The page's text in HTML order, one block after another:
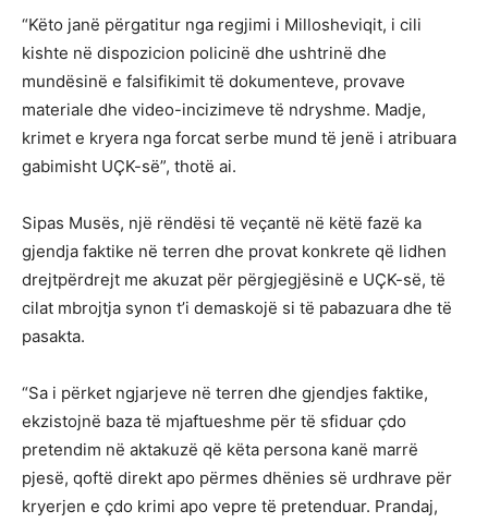
“Këto janë përgatitur nga regjimi i Millosheviqit, i cili
kishte në dispozicion policinë dhe ushtrinë dhe
mundësinë e falsifikimit të dokumenteve, provave
materiale dhe video-incizimeve të ndryshme. Madje,
krimet e kryera nga forcat serbe mund të jenë i atribuara
gabimisht UÇK-së”, thotë ai.
Sipas Musës, një rëndësi të veçantë në këtë fazë ka
gjendja faktike në terren dhe provat konkrete që lidhen
drejtpërdrejt me akuzat për përgjegjësinë e UÇK-së, të
cilat mbrojtja synon t’i demaskojë si të pabazuara dhe të
pasakta.
“Sa i përket ngjarjeve në terren dhe gjendjes faktike,
ekzistojnë baza të mjaftueshme për të sfiduar çdo
pretendim në aktakuzë që këta persona kanë marrë
pjesë, qoftë direkt apo përmes dhënies së urdhrave për
kryerjen e çdo krimi apo vepre të pretenduar. Prandaj,